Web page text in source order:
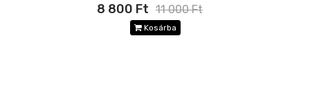
8 800 Ft 11 000 Ft
Kosárba